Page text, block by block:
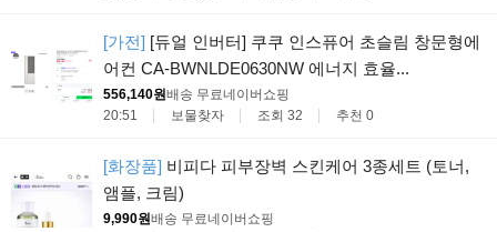
[가전] [듀얼 인버터] 쿠쿠 인스퓨어 초슬림 창문형에
어컨 CA-BWNLDE0630NW 에너지 효율...
556,140원배송 무료네이버쇼핑
20:51
보물찾자 조회 32 추천 0
[화장품] 비피다 피부장벽 스킨케어 3종세트 (토너,
앰플, 크림)
9,990원배송 무료네이버쇼핑